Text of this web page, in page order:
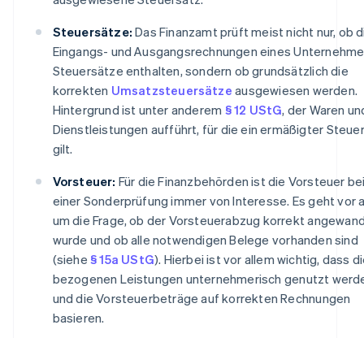
Steuersätze: Das Finanzamt prüft meist nicht nur, ob
Eingangs- und Ausgangsrechnungen eines
Steuersätze enthalten, sondern ob grundsätzlich die
korrekten Umsatzsteuersätze ausgewiesen werden.
Hintergrund ist unter anderem § 12 UStG, der Waren
Dienstleistungen aufführt, für die ein ermäßigter
gilt.
Vorsteuer: Für die Finanzbehörden ist die Vorsteuer
einer Sonderprüfung immer von Interesse. Es geht vor
um die Frage, ob der Vorsteuerabzug korrekt
wurde und ob alle notwendigen Belege vorhanden sind
(siehe § 15a UStG). Hierbei ist vor allem wichtig, dass
bezogenen Leistungen unternehmerisch genutzt
und die Vorsteuerbeträge auf korrekten Rechnungen
basieren.